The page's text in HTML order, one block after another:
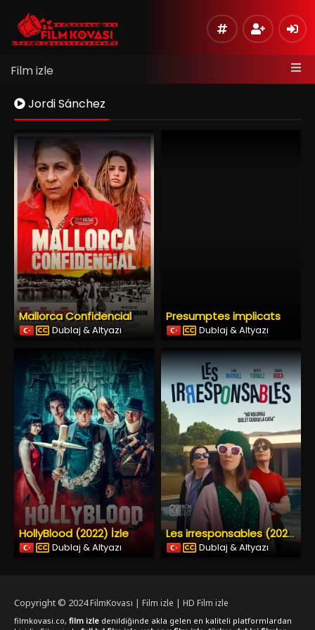
Film izle
Jordi Sánchez
Mallorca Confidencial
Dublaj & Altyazı
Presumptes implicats
Dublaj & Altyazı
HollyBlood (2022) İzle
Dublaj & Altyazı
Les irresponsables (2025) İzle
Dublaj & Altyazı
Copyright © 2024FilmKovası | Film izle | HD Film izle
filmkovasi.co, film izle denildiğinde akla gelen en kaliteli platformlardan